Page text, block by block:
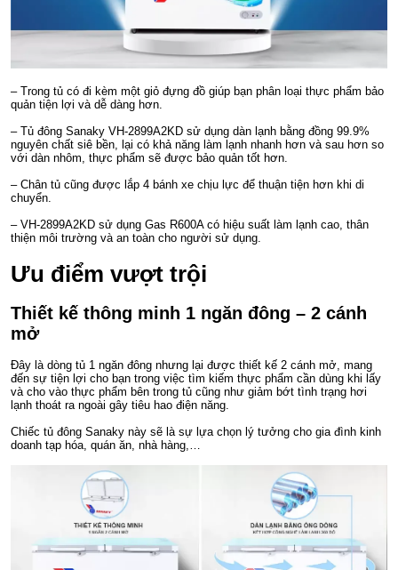
– Trong tủ có đi kèm một giỏ đựng đồ giúp bạn phân loại thực phẩm bảo
quản tiện lợi và dễ dàng hơn.
– Tủ đông Sanaky VH-2899A2KD sử dụng dàn lạnh bằng đồng 99.9%
nguyên chất siê bền, lại có khả năng làm lạnh nhanh hơn và sau hơn so
với dàn nhôm, thực phẩm sẽ được bảo quản tốt hơn.
– Chân tủ cũng được lắp 4 bánh xe chịu lực để thuận tiện hơn khi di
chuyển.
– VH-2899A2KD sử dụng Gas R600A có hiệu suất làm lạnh cao, thân
thiện môi trường và an toàn cho người sử dụng.
Ưu điểm vượt trội
Thiết kế thông minh 1 ngăn đông – 2 cánh
mở
Đây là dòng tủ 1 ngăn đông nhưng lại được thiết kế 2 cánh mở, mang
đến sự tiện lợi cho bạn trong việc tìm kiếm thực phẩm cần dùng khi lấy
và cho vào thực phẩm bên trong tủ cũng như giảm bớt tình trạng hơi
lạnh thoát ra ngoài gây tiêu hao điện năng.
Chiếc tủ đông Sanaky này sẽ là sự lựa chọn lý tưởng cho gia đình kinh
doanh tạp hóa, quán ăn, nhà hàng,…